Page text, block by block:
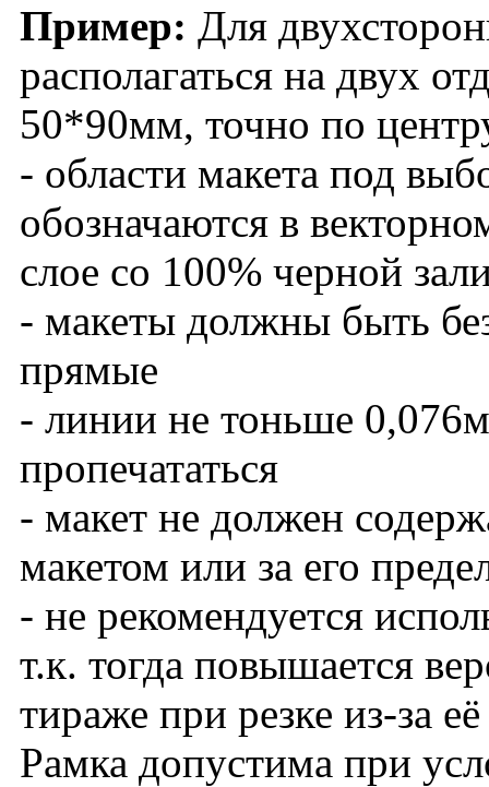
Пример: Для
располагаться на двух
50*90мм, точно по
- области макета под
обозначаются в
слое со 100% черной
- макеты должны быть
прямые
- линии не тоньше
пропечататься
- макет не должен
макетом или за его
- не рекомендуется
т.к. тогда повышается
тираже при резке из-за
Рамка допустима при